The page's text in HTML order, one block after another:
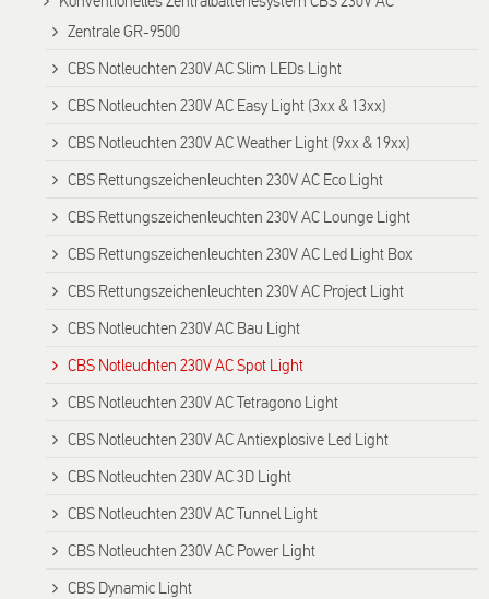
Zentrale GR-9500
CBS Notleuchten 230V AC Slim LEDs Light
CBS Notleuchten 230V AC Easy Light (3xx & 13xx)
CBS Notleuchten 230V AC Weather Light (9xx & 19xx)
CBS Rettungszeichenleuchten 230V AC Eco Light
CBS Rettungszeichenleuchten 230V AC Lounge Light
CBS Rettungszeichenleuchten 230V AC Led Light Box
CBS Rettungszeichenleuchten 230V AC Project Light
CBS Notleuchten 230V AC Bau Light
CBS Notleuchten 230V AC Spot Light
CBS Notleuchten 230V AC Tetragono Light
CBS Notleuchten 230V AC Antiexplosive Led Light
CBS Notleuchten 230V AC 3D Light
CBS Notleuchten 230V AC Tunnel Light
CBS Notleuchten 230V AC Power Light
CBS Dynamic Light